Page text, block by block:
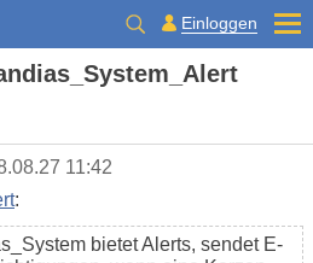
Einloggen
11:42
:
bietet Alerts, sendet E-